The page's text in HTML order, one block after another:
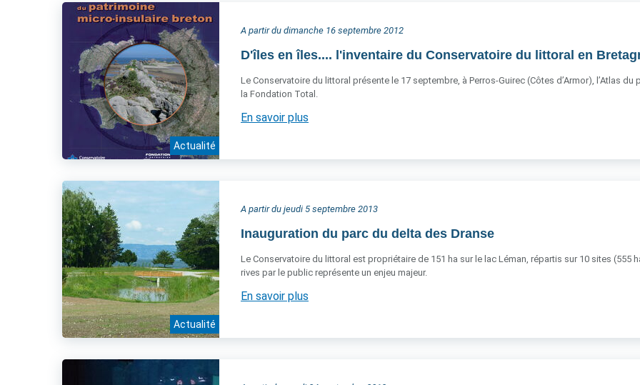
Actualité
A partir du dimanche 16 septembre 2012
D'îles en îles.... l'inventaire du Conservatoire du littoral en
Le Conservatoire du littoral présente le 17 septembre, à Perros-Guirec (Côtes d’Armor), l’Atlas
la Fondation Total.
En savoir plus
Actualité
A partir du jeudi 5 septembre 2013
Inauguration du parc du delta des Dranse
Le Conservatoire du littoral est propriétaire de 151 ha sur le lac Léman, répartis sur 10 sites (555
rives par le public représente un enjeu majeur.
En savoir plus